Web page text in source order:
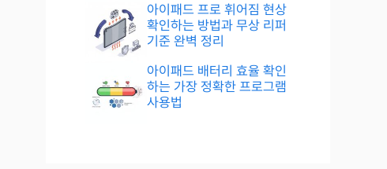
아이패드 프로 휘어짐 현상
확인하는 방법과 무상 리퍼
기준 완벽 정리
아이패드 배터리 효율 확인
하는 가장 정확한 프로그램
사용법